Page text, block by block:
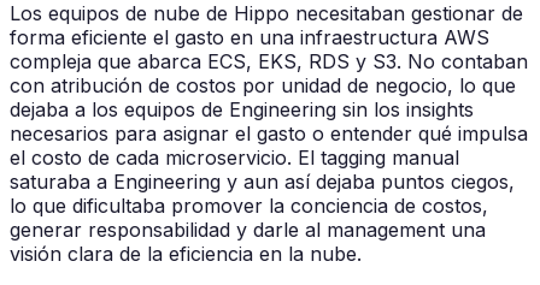
Los equipos de nube de Hippo necesitaban gestionar de
forma eficiente el gasto en una infraestructura AWS
compleja que abarca ECS, EKS, RDS y S3. No contaban
con atribución de costos por unidad de negocio, lo que
dejaba a los equipos de Engineering sin los insights
necesarios para asignar el gasto o entender qué impulsa
el costo de cada microservicio. El tagging manual
saturaba a Engineering y aun así dejaba puntos ciegos,
lo que dificultaba promover la conciencia de costos,
generar responsabilidad y darle al management una
visión clara de la eficiencia en la nube.